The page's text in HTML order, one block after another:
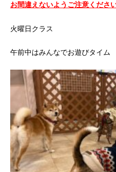
お間違えないようご注意ください
火曜日クラス
午前中はみんなでお遊びタイム